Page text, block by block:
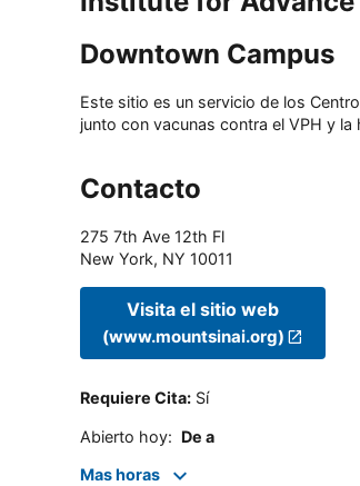
Downtown Campus
Este sitio es un servicio de los
junto con vacunas contra el VPH y
Contacto
275 7th Ave 12th Fl
New York, NY 10011
Visita el sitio web
(www.mountsinai.org)
Requiere Cita: Sí
Abierto hoy: De a
Mas horas